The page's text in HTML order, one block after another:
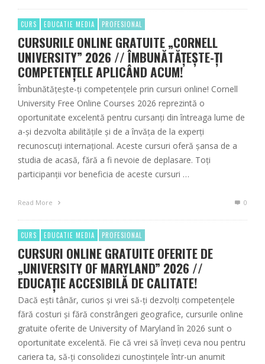
CURS EDUCATIE MEDIA PROFESIONAL
CURSURILE ONLINE GRATUITE „CORNELL
UNIVERSITY” 2026 // ÎMBUNĂTĂȚEȘTE-ȚI
COMPETENȚELE APLICÂND ACUM!
Îmbunătățește-ți competențele prin cursuri online! Cornell
University Free Online Courses 2026 reprezintă o
oportunitate excelentă pentru cursanți din întreaga lume de
a-și dezvolta abilitățile și de a învăța de la experți
recunoscuți internațional. Aceste cursuri oferă șansa de a
studia de acasă, fără a fi nevoie de deplasare. Toți
participanții vor beneficia de aceste cursuri …
Read More 0
CURS EDUCATIE MEDIA PROFESIONAL
CURSURI ONLINE GRATUITE OFERITE DE
„UNIVERSITY OF MARYLAND” 2026 //
EDUCAȚIE ACCESIBILĂ DE CALITATE!
Dacă ești tânăr, curios și vrei să-ți dezvolți competențele
fără costuri și fără constrângeri geografice, cursurile online
gratuite oferite de University of Maryland în 2026 sunt o
oportunitate excelentă. Fie că vrei să înveți ceva nou pentru
cariera ta, să-ți consolidezi cunoștințele într-un anumit